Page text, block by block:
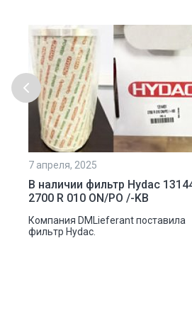
7 апреля, 2025
В наличии фильтр Hydac
2700 R 010 ON/PO /-KB
Компания DMLieferant поставила
фильтр Hydac.